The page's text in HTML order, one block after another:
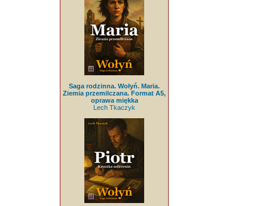
Saga rodzinna. Wołyń. Maria.
Ziemia przemilczana. Format A5,
oprawa miękka
Lech Tkaczyk